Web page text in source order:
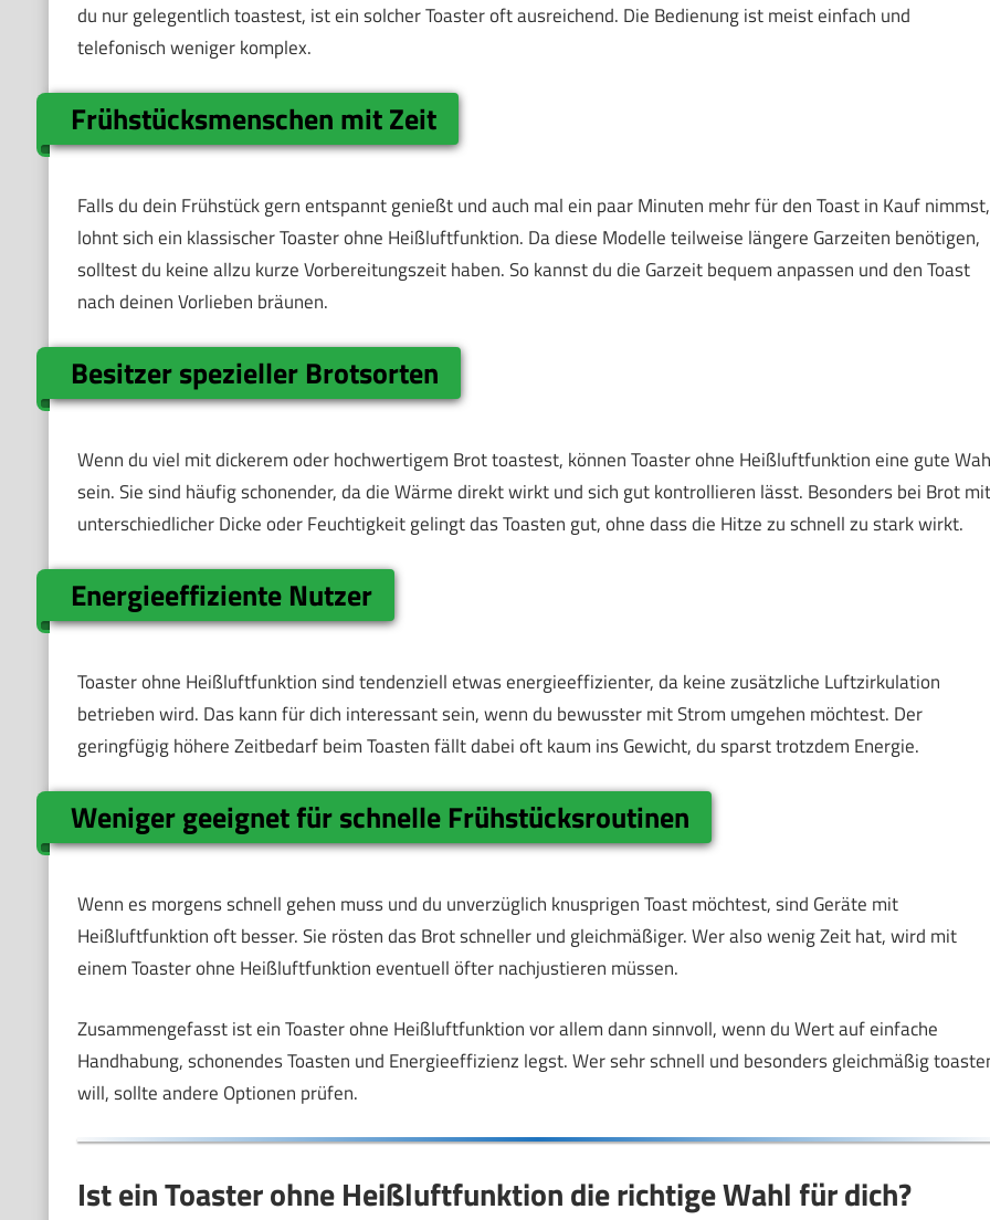
du nur gelegentlich toastest, ist ein solcher Toaster oft ausreichend. Die Bedienung ist meist einfach und
telefonisch weniger komplex.
Frühstücksmenschen mit Zeit
Falls du dein Frühstück gern entspannt genießt und auch mal ein paar Minuten mehr für den Toast in Kauf nimmst,
lohnt sich ein klassischer Toaster ohne Heißluftfunktion. Da diese Modelle teilweise längere Garzeiten benötigen,
solltest du keine allzu kurze Vorbereitungszeit haben. So kannst du die Garzeit bequem anpassen und den Toast
nach deinen Vorlieben bräunen.
Besitzer spezieller Brotsorten
Wenn du viel mit dickerem oder hochwertigem Brot toastest, können Toaster ohne Heißluftfunktion eine gute
sein. Sie sind häufig schonender, da die Wärme direkt wirkt und sich gut kontrollieren lässt. Besonders bei Brot mit
unterschiedlicher Dicke oder Feuchtigkeit gelingt das Toasten gut, ohne dass die Hitze zu schnell zu stark wirkt.
Energieeffiziente Nutzer
Toaster ohne Heißluftfunktion sind tendenziell etwas energieeffizienter, da keine zusätzliche Luftzirkulation
betrieben wird. Das kann für dich interessant sein, wenn du bewusster mit Strom umgehen möchtest. Der
geringfügig höhere Zeitbedarf beim Toasten fällt dabei oft kaum ins Gewicht, du sparst trotzdem Energie.
Weniger geeignet für schnelle Frühstücksroutinen
Wenn es morgens schnell gehen muss und du unverzüglich knusprigen Toast möchtest, sind Geräte mit
Heißluftfunktion oft besser. Sie rösten das Brot schneller und gleichmäßiger. Wer also wenig Zeit hat, wird mit
einem Toaster ohne Heißluftfunktion eventuell öfter nachjustieren müssen.
Zusammengefasst ist ein Toaster ohne Heißluftfunktion vor allem dann sinnvoll, wenn du Wert auf einfache
Handhabung, schonendes Toasten und Energieeffizienz legst. Wer sehr schnell und besonders gleichmäßig
will, sollte andere Optionen prüfen.
Ist ein Toaster ohne Heißluftfunktion die richtige Wahl für dich?